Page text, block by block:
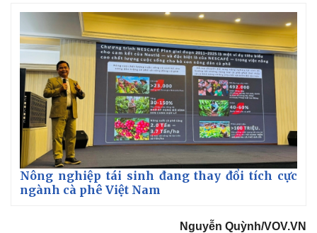
Nông nghiệp tái sinh đang thay đổi tích cực
ngành cà phê Việt Nam
Nguyễn Quỳnh/VOV.VN